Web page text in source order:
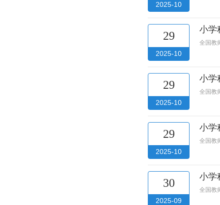
2025-10
29
2025-10
小学
全国教
29
2025-10
小学
全国教
29
2025-10
小学
全国教
30
2025-09
小学
全国教